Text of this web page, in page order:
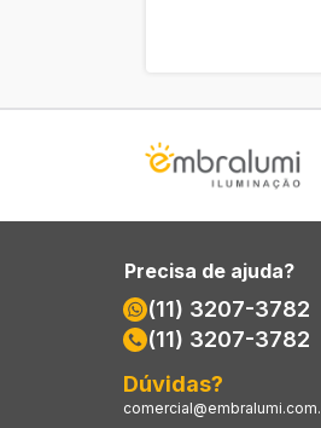
Precisa de ajuda?
(11) 3207-3782
(11) 3207-3782
Dúvidas?